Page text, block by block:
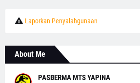
Laporkan Penyalahgunaan
About Me
PASBERMA MTS YAPINA